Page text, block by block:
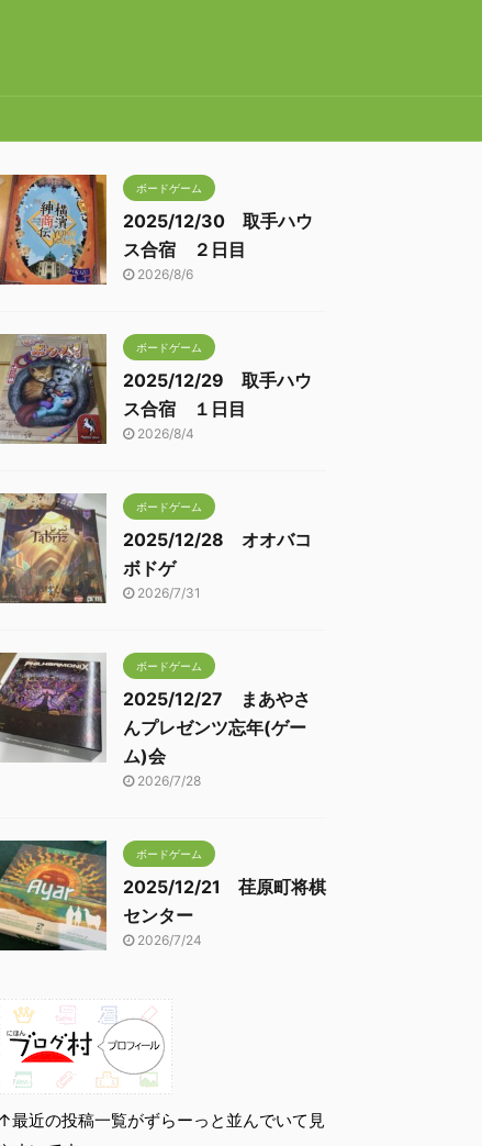
ボードゲーム
2025/12/30 取手ハウ
ス合宿 ２日目
2026/8/6
ボードゲーム
2025/12/29 取手ハウ
ス合宿 １日目
2026/8/4
ボードゲーム
2025/12/28 オオバコ
ボドゲ
2026/7/31
ボードゲーム
2025/12/27 まあやさ
んプレゼンツ忘年(ゲー
ム)会
2026/7/28
ボードゲーム
2025/12/21 荏原町将棋
センター
2026/7/24
↑最近の投稿一覧がずらーっと並んでいて見